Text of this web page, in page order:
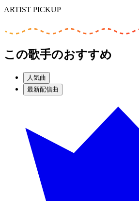
ARTIST PICKUP
この歌手のおすすめ
人気曲
最新配信曲